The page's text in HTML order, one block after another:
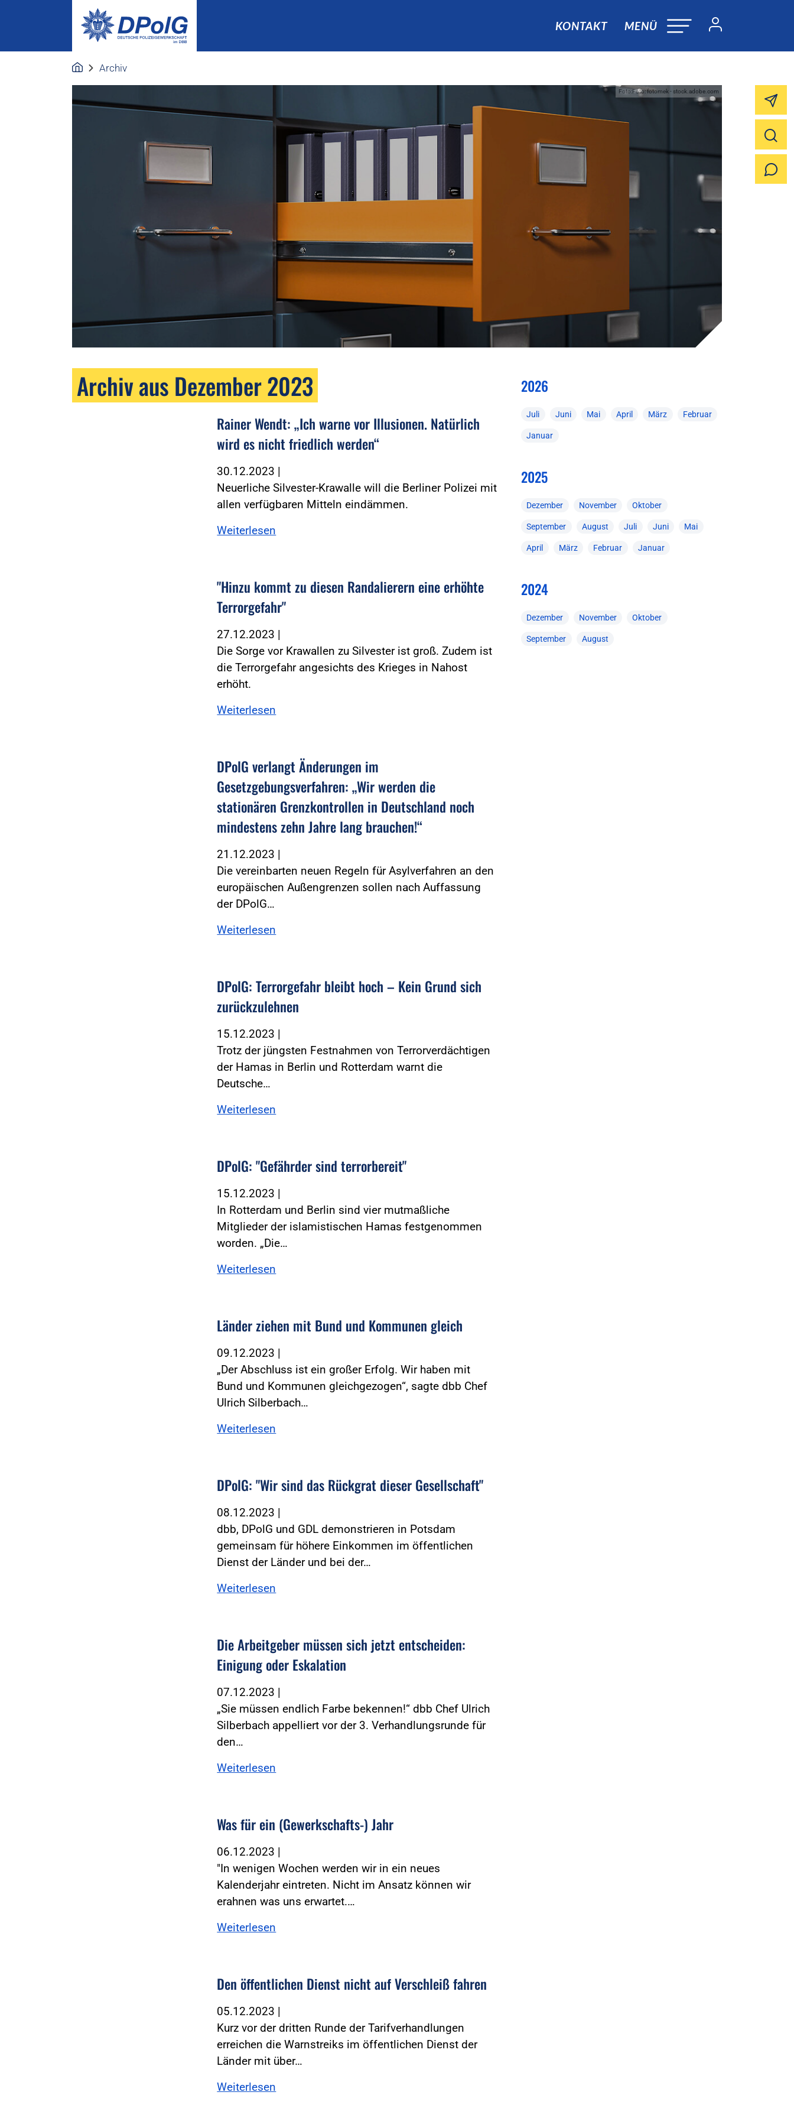
KONTAKT MENÜ
Archiv
Foto:Foto: fotomek - stock.adobe.com
Archiv aus Dezember 2023
Rainer Wendt: „Ich warne vor Illusionen. Natürlich
wird es nicht friedlich werden“
30.12.2023 |
Neuerliche Silvester-Krawalle will die Berliner Polizei mit
allen verfügbaren Mitteln eindämmen.
Weiterlesen
"Hinzu kommt zu diesen Randalierern eine erhöhte
Terrorgefahr"
27.12.2023 |
Die Sorge vor Krawallen zu Silvester ist groß. Zudem ist
die Terrorgefahr angesichts des Krieges in Nahost
erhöht.
Weiterlesen
DPolG verlangt Änderungen im
Gesetzgebungsverfahren: „Wir werden die
stationären Grenzkontrollen in Deutschland noch
mindestens zehn Jahre lang brauchen!“
21.12.2023 |
Die vereinbarten neuen Regeln für Asylverfahren an den
europäischen Außengrenzen sollen nach Auffassung
der DPolG…
Weiterlesen
DPolG: Terrorgefahr bleibt hoch – Kein Grund sich
zurückzulehnen
15.12.2023 |
Trotz der jüngsten Festnahmen von Terrorverdächtigen
der Hamas in Berlin und Rotterdam warnt die
Deutsche…
Weiterlesen
DPolG: "Gefährder sind terrorbereit"
15.12.2023 |
In Rotterdam und Berlin sind vier mutmaßliche
Mitglieder der islamistischen Hamas festgenommen
worden. „Die…
Weiterlesen
Länder ziehen mit Bund und Kommunen gleich
09.12.2023 |
„Der Abschluss ist ein großer Erfolg. Wir haben mit
Bund und Kommunen gleichgezogen“, sagte dbb Chef
Ulrich Silberbach…
Weiterlesen
DPolG: "Wir sind das Rückgrat dieser Gesellschaft"
08.12.2023 |
dbb, DPolG und GDL demonstrieren in Potsdam
gemeinsam für höhere Einkommen im öffentlichen
Dienst der Länder und bei der…
Weiterlesen
Die Arbeitgeber müssen sich jetzt entscheiden:
Einigung oder Eskalation
07.12.2023 |
„Sie müssen endlich Farbe bekennen!“ dbb Chef Ulrich
Silberbach appelliert vor der 3. Verhandlungsrunde für
den…
Weiterlesen
Was für ein (Gewerkschafts-) Jahr
06.12.2023 |
"In wenigen Wochen werden wir in ein neues
Kalenderjahr eintreten. Nicht im Ansatz können wir
erahnen was uns erwartet.…
Weiterlesen
Den öffentlichen Dienst nicht auf Verschleiß fahren
05.12.2023 |
Kurz vor der dritten Runde der Tarifverhandlungen
erreichen die Warnstreiks im öffentlichen Dienst der
Länder mit über…
Weiterlesen
2026
Juli Juni Mai April März Februar
Januar
2025
Dezember November Oktober
September August Juli Juni Mai
April März Februar Januar
2024
Dezember November Oktober
September August